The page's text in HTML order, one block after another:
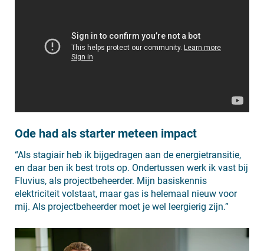
Ode had als starter meteen impact
“Als stagiair heb ik bijgedragen aan de energietransitie,
en daar ben ik best trots op. Ondertussen werk ik vast bij
Fluvius, als projectbeheerder. Mijn basiskennis
elektriciteit volstaat, maar gas is helemaal nieuw voor
mij. Als projectbeheerder moet je wel leergierig zijn.”